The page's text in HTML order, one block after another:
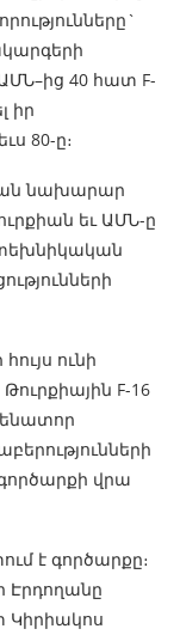
40 հատ F-
իր
80-ը։
նախարար
եւ ԱՄՆ-ը
ունի
F-16
վրա
է գործարքը։
Էրդողանը